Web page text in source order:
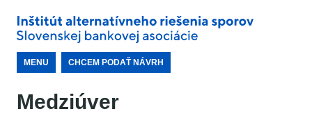
MENU CHCEM PODAŤ NÁVRH
Medziúver